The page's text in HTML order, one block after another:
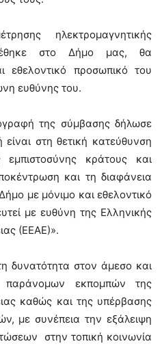
ηλεκτρομαγνητικής
στο Δήμο μας, θα
εθελοντικό προσωπικό του
ευθύνης του.
της σύμβασης δήλωσε
στη θετική κατεύθυνση
εμπιστοσύνης κράτους και
και τη διαφάνεια
με μόνιμο και εθελοντικό
με ευθύνη της Ελληνικής
(ΕΕΑΕ)».
δυνατότητα στον άμεσο και
παράνομων εκπομπών της
καθώς και της υπέρβασης
με συνέπεια την εξάλειψη
στην τοπική κοινωνία